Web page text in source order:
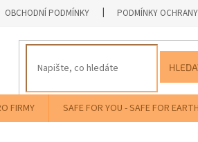
OBCHODNÍ PODMÍNKY PODMÍNKY
FIRMY SAFE FOR YOU - SAFE FOR EARTH